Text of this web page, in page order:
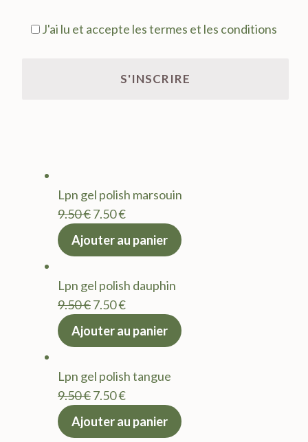
J'ai lu et accepte les termes et les conditions
Lpn gel polish marsouin
9.50€Le
prix
9.50 €.
7.50€Le
actuel
7.50 €.
Ajouter au panier
Lpn gel polish dauphin
9.50€Le
prix
9.50 €.
7.50€Le
actuel
7.50 €.
Ajouter au panier
Lpn gel polish tangue
9.50€Le
prix
7.50€Le
actuel
Ajouter au panier